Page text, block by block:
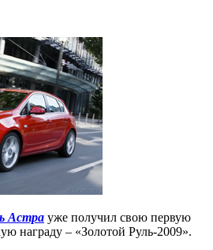
Астра уже получил свою первую
награду – «Золотой Руль-2009».